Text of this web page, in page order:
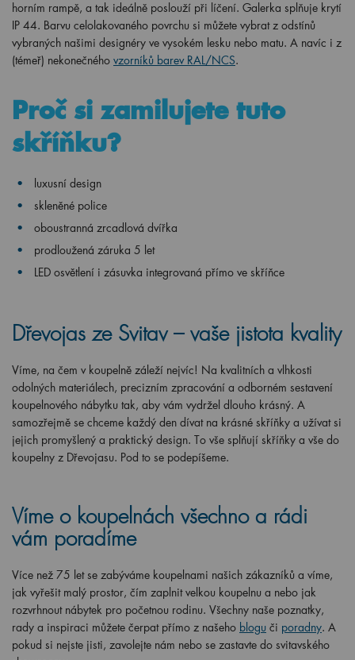
horním rampě, a tak ideálně poslouží při líčení. Galerka splňuje krytí
IP 44. Barvu celolakovaného povrchu si můžete vybrat z odstínů
vybraných našimi designéry ve vysokém lesku nebo matu. A navíc i z
(témeř) nekonečného vzorníků barev RAL/NCS.
Proč si zamilujete tuto
skříňku?
luxusní design
skleněné police
oboustranná zrcadlová dvířka
prodloužená záruka 5 let
LED osvětlení i zásuvka integrovaná přímo ve skříňce
Dřevojas ze Svitav – vaše jistota kvality
Víme, na čem v koupelně záleží nejvíc! Na kvalitních a vlhkosti
odolných materiálech, precizním zpracování a odborném sestavení
koupelnového nábytku tak, aby vám vydržel dlouho krásný. A
samozřejmě se chceme každý den dívat na krásné skříňky a užívat si
jejich promyšlený a praktický design. To vše splňují skříňky a vše do
koupelny z Dřevojasu. Pod to se podepíšeme.
Víme o koupelnách všechno a rádi
vám poradíme
Více než 75 let se zabýváme koupelnami našich zákazníků a víme,
jak vyřešit malý prostor, čím zaplnit velkou koupelnu a nebo jak
rozvrhnout nábytek pro početnou rodinu. Všechny naše poznatky,
rady a inspiraci můžete čerpat přímo z našeho blogu či poradny. A
pokud si nejste jisti, zavolejte nám nebo se zastavte do svitavského